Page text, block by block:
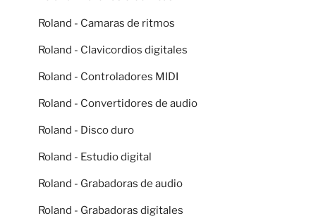
Roland - Camaras de ritmos
Roland - Clavicordios digitales
Roland - Controladores MIDI
Roland - Convertidores de audio
Roland - Disco duro
Roland - Estudio digital
Roland - Grabadoras de audio
Roland - Grabadoras digitales